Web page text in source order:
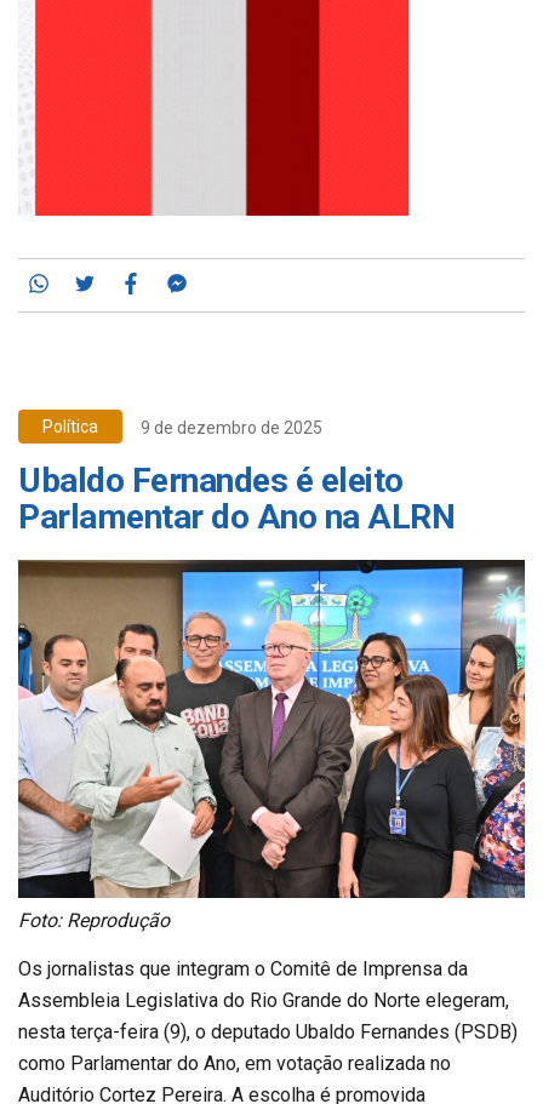
Whatsapp
TwitterFacebook
Política 9 de dezembro de 2025
Ubaldo Fernandes é eleito
Parlamentar do Ano na ALRN
Foto: Reprodução
Os jornalistas que integram o Comitê de Imprensa da
Assembleia Legislativa do Rio Grande do Norte elegeram,
nesta terça-feira (9), o deputado Ubaldo Fernandes (PSDB)
como Parlamentar do Ano, em votação realizada no
Auditório Cortez Pereira. A escolha é promovida